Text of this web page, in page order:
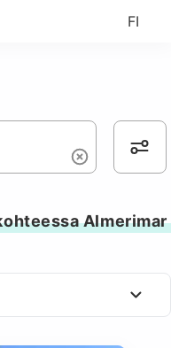
FI
Almerimar